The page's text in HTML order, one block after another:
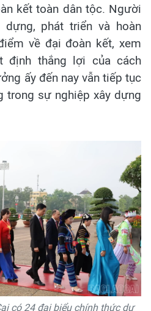
kết toàn dân tộc. Người
phát triển và hoàn
về đại đoàn kết, xem
định thắng lợi của cách
ấy đến nay vẫn tiếp tục
trong sự nghiệp xây dựng
có 24 đại biểu chính thức dự